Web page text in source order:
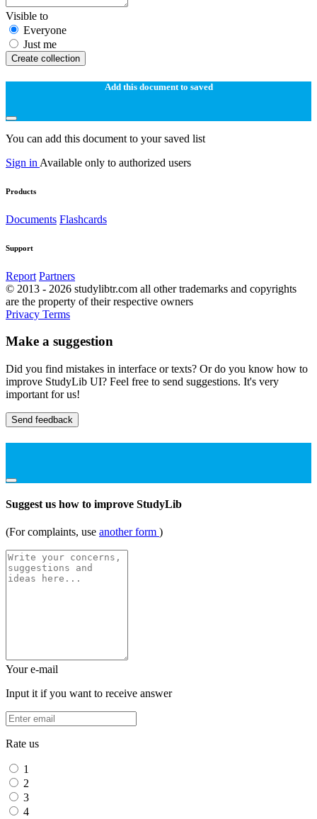
Visible to
Everyone
Just me
Create collection
Add this document to saved
You can add this document to your saved list
Sign in Available only to authorized users
Products
Documents Flashcards
Support
Report Partners
© 2013 - 2026 studylibtr.com all other trademarks and copyrights
are the property of their respective owners
Privacy Terms
Make a suggestion
Did you find mistakes in interface or texts? Or do you know how to
improve StudyLib UI? Feel free to send suggestions. It's very
important for us!
Send feedback
Suggest us how to improve StudyLib
(For complaints, use another form )
Your e-mail
Input it if you want to receive answer
Rate us
1
2
3
4